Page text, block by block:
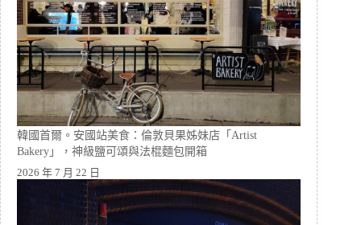
韓國首爾。安國站美食：倫敦貝果姊妹店「Artist
Bakery」，神級鹽可頌與法棍麵包開箱
2026 年 7 月 22 日